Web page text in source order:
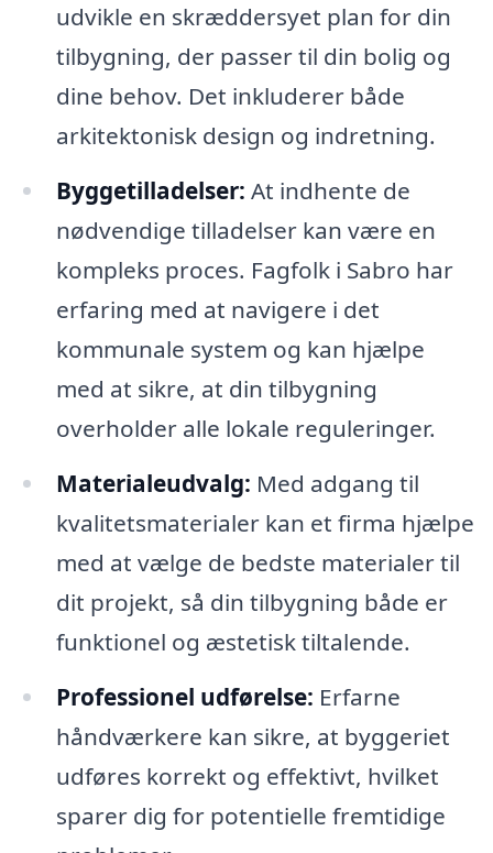
udvikle en skræddersyet plan for din
tilbygning, der passer til din bolig og
dine behov. Det inkluderer både
arkitektonisk design og indretning.
Byggetilladelser: At indhente de
nødvendige tilladelser kan være en
kompleks proces. Fagfolk i Sabro har
erfaring med at navigere i det
kommunale system og kan hjælpe
med at sikre, at din tilbygning
overholder alle lokale reguleringer.
Materialeudvalg: Med adgang til
kvalitetsmaterialer kan et firma hjælpe
med at vælge de bedste materialer til
dit projekt, så din tilbygning både er
funktionel og æstetisk tiltalende.
Professionel udførelse: Erfarne
håndværkere kan sikre, at byggeriet
udføres korrekt og effektivt, hvilket
sparer dig for potentielle fremtidige